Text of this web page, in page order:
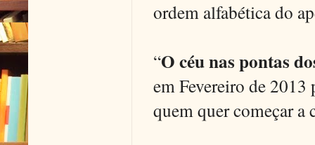
ordem alfabética do
“O céu nas pontas
em Fevereiro de
quem quer começar a